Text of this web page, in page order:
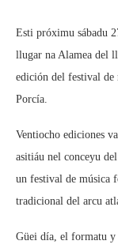
Esti próximu sábadu
llugar na Alamea del
edición del festival de
Porcía.
Ventiocho ediciones
asitiáu nel conceyu
un festival de música
tradicional del arcu
Güei día, el formatu y